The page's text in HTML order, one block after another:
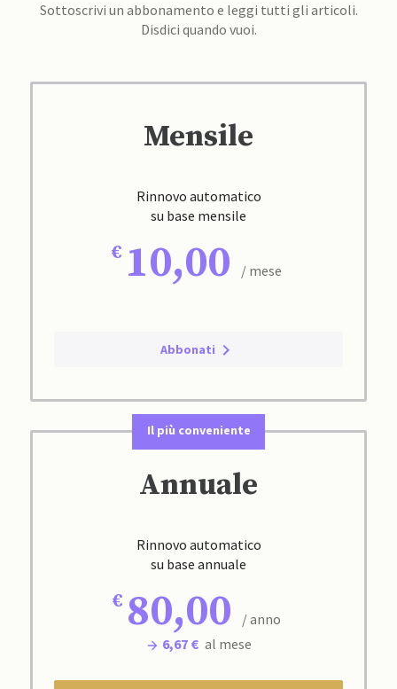
Sottoscrivi un abbonamento e leggi tutti gli articoli.
Disdici quando vuoi.
Mensile
Rinnovo automatico
su base mensile
10,00 / mese
Abbonati
Il più conveniente
Annuale
Rinnovo automatico
su base annuale
80,00
/ anno
6,67 € al mese